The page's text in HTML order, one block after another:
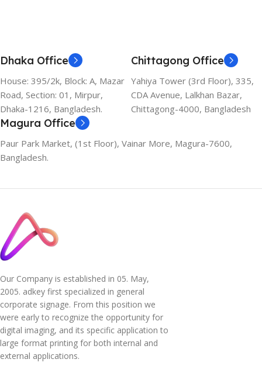
Dhaka Office
House: 395/2k, Block: A, Mazar
Road, Section: 01, Mirpur,
Dhaka-1216, Bangladesh.
Chittagong Office
Yahiya Tower (3rd Floor), 335,
CDA Avenue, Lalkhan Bazar,
Chittagong-4000, Bangladesh
Magura Office
Paur Park Market, (1st Floor), Vainar More, Magura-7600,
Bangladesh.
Our Company is established in 05. May,
2005. adkey first specialized in general
corporate signage. From this position we
were early to recognize the opportunity for
digital imaging, and its specific application to
large format printing for both internal and
external applications.